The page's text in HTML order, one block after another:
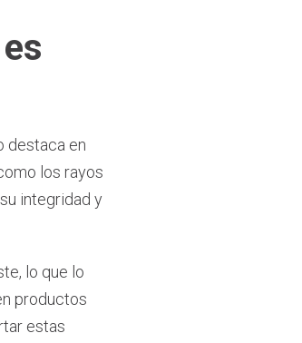
destaca en
los rayos
integridad y
lo que lo
productos
estas